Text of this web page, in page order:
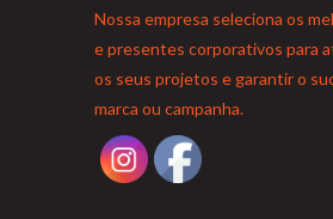
Nossa empresa seleciona os
e presentes corporativos para
os seus projetos e garantir o
marca ou campanha.